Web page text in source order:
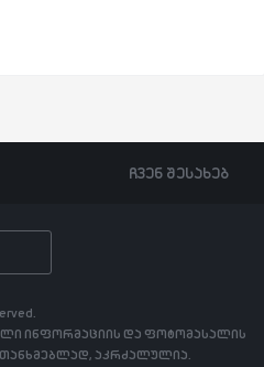
ჩვენ შესახებ
ინფორმაციის და ფოტომასალის
აკრძალულია.